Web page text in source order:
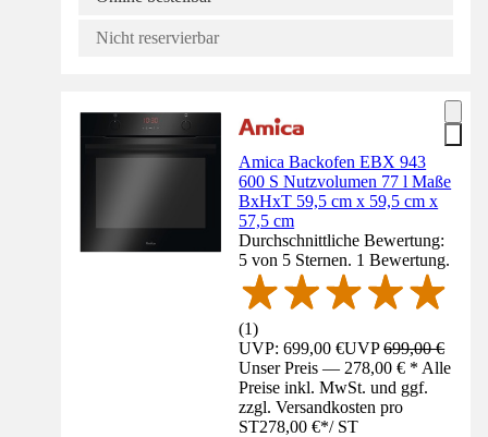
Nicht reservierbar
Amica Backofen EBX 943
600 S Nutzvolumen 77 l Maße
BxHxT 59,5 cm x 59,5 cm x
57,5 cm
Durchschnittliche Bewertung:
5 von 5 Sternen. 1 Bewertung.
(1)
UVP: 699,00 €UVP699,00 €
Unser Preis — 278,00 € * Alle
Preise inkl. MwSt. und ggf.
zzgl. Versandkosten pro
ST278,00 €*/ ST